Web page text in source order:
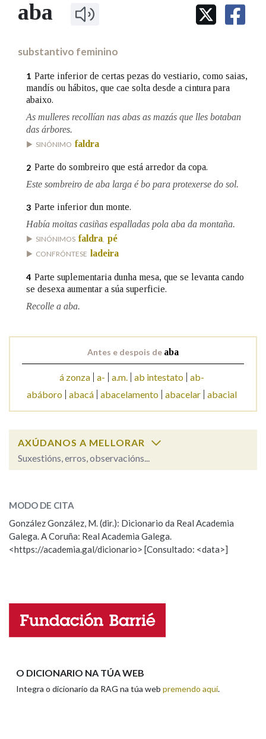
IDENTIDADE CORPORATIVA
MARCIAL DEL ADALID
FIGURAS HOMENAXEADAS
PRIMAVERA DAS LETRAS
PORTAL DAS PALABRAS
Facebook
TwitterYoutubeInstagram
Bluesky
BUSCAR NOS LEMAS
Remata por
Contén
BUSCAR NO CONTIDO
Nas definicións
Nos exemplos
OUTRAS OPCIÓNS DE BUSCA
Marcas gramaticais
LIMPAR BUSCA
aba
substantivo feminino
1 Parte inferior de certas pezas do vestiario, como saias,
mandís ou hábitos, que cae solta desde a cintura para
abaixo.
As mulleres recollían nas abas as mazás que lles botaban
das árbores.
SINÓNIMO faldra
2 Parte do sombreiro que está arredor da copa.
Este sombreiro de aba larga é bo para protexerse do sol.
3 Parte inferior dun monte.
Había moitas casiñas espalladas pola aba da montaña.
SINÓNIMOS faldra, pé
CONFRÓNTESE ladeira
4 Parte suplementaria dunha mesa, que se levanta cando
se desexa aumentar a súa superficie.
Recolle a aba.
Antes e despois de aba
á zonza a- a.m. ab intestato
ab-
abáboro
abacá abacelamento abacelar abacial
AXÚDANOS A MELLORAR
Suxestións, erros, observacións...
ESCOLLE UNHA OPCIÓN:
Observación Hai un erro na palabra
Propoño mellorar a definición
Nome
MODO DE CITA
González González, M. (dir.): Dicionario da Real Academia
Galega. A Coruña: Real Academia Galega.
<https://academia.gal/dicionario> [Consultado: <data>]
O DICIONARIO NA TÚA WEB
Integra o dicionario da RAG na túa web premendo aquí.